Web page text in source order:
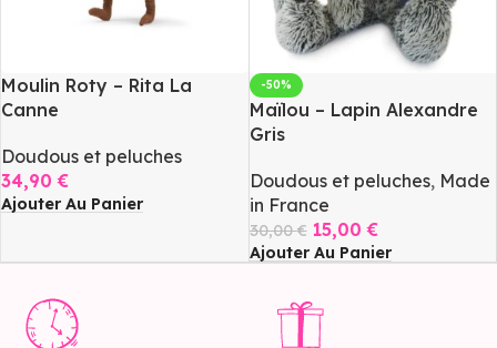
Moulin Roty – Rita La
Canne
Doudous et peluches
34,90€
Ajouter Au Panier
-50%
Maïlou – Lapin Alexandre
Gris
Doudous et peluches, Made
in France
30,00€ 15,00€
Ajouter Au Panier